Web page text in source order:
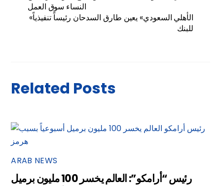
النساء سوق العمل
«الأهلي السعودي» يعين طارق السدحان رئيساً تنفيذياً
للبنك
Related Posts
ARAB NEWS
رئيس “أرامكو”: العالم يخسر 100 مليون برميل